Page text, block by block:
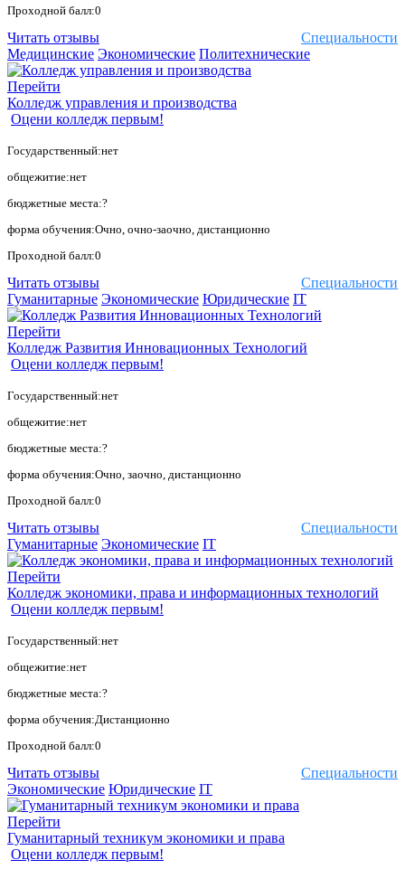
Проходной балл:0
Специальности
Читать отзывы
Медицинские Экономические Политехнические
Перейти
Колледж управления и производства
Оцени колледж первым!
Государственный:нет
общежитие:нет
бюджетные места:?
форма обучения:Очно, очно-заочно, дистанционно
Проходной балл:0
Специальности
Читать отзывы
Гуманитарные Экономические Юридические IT
Перейти
Колледж Развития Инновационных Технологий
Оцени колледж первым!
Государственный:нет
общежитие:нет
бюджетные места:?
форма обучения:Очно, заочно, дистанционно
Проходной балл:0
Специальности
Читать отзывы
Гуманитарные Экономические IT
Перейти
Колледж экономики, права и информационных технологий
Оцени колледж первым!
Государственный:нет
общежитие:нет
бюджетные места:?
форма обучения:Дистанционно
Проходной балл:0
Специальности
Читать отзывы
Экономические Юридические IT
Перейти
Гуманитарный техникум экономики и права
Оцени колледж первым!